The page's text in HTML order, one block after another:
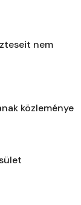
nem
közleménye